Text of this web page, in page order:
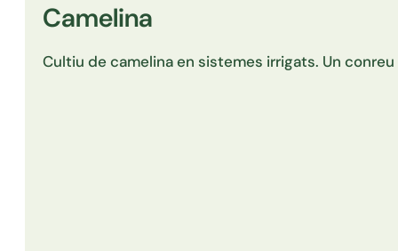
Camelina
Cultiu de camelina en sistemes irrigats. Un